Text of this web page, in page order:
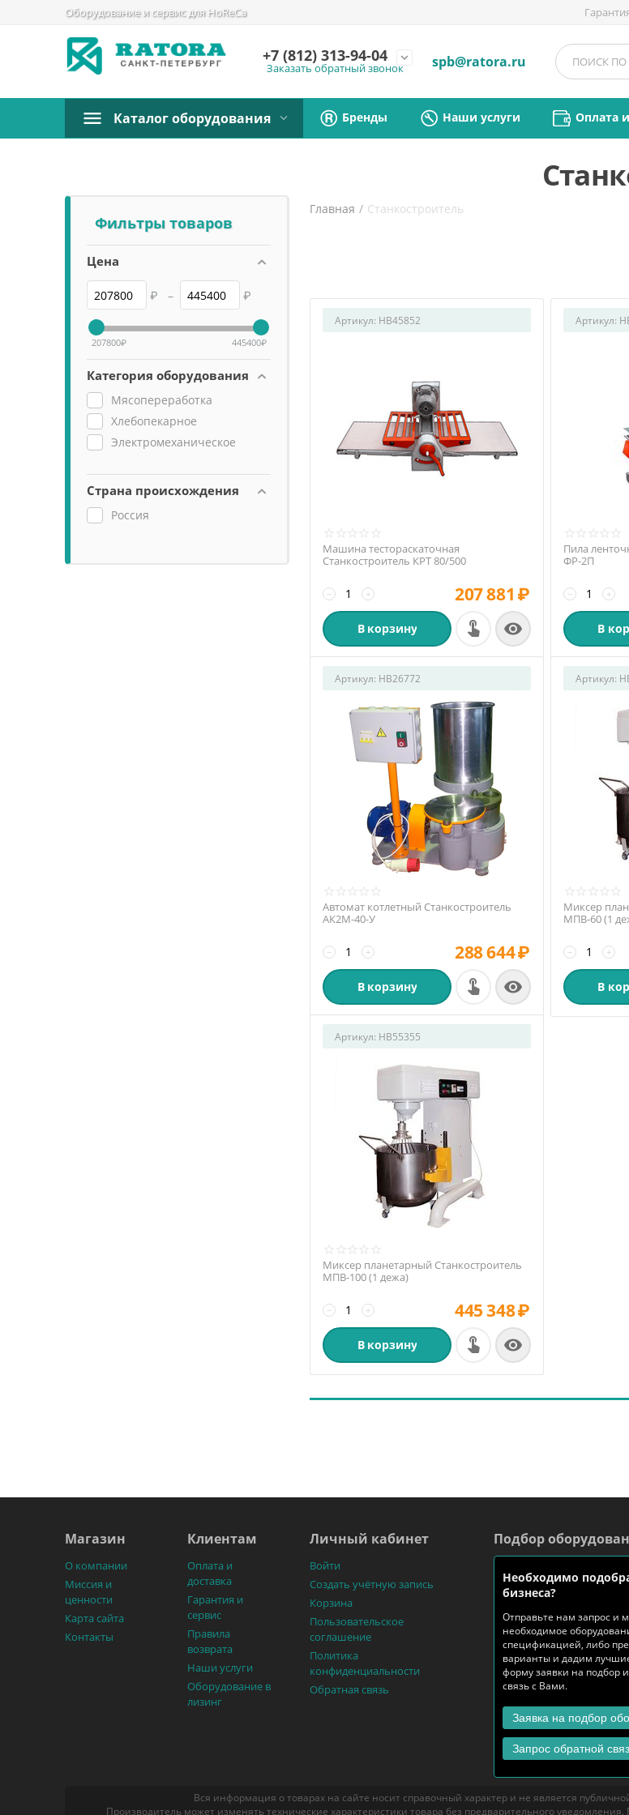
Оборудование и сервис для HoReCa
+7 (812) 313-94-04 expand_more
Заказать обратный звонок spb@ratora.ru
Каталог оборудования Бренды Наши услуги Оплата
Фильтры товаров
Цена
₽ – ₽
207800₽ 445400₽
Категория оборудования
Мясопереработка
Хлебопекарное
Электромеханическое
Страна происхождения
Россия
Главная / Станкостроитель
Артикул: HB45852
Машина тестораскаточная
Станкостроитель КРТ 80/500
+
− 207 881 ₽
В корзину 
Артикул:
Пила
ФР-2П
+
−
В
Артикул: HB26772
Автомат котлетный Станкостроитель
АК2М-40-У
+
− 288 644₽
В корзину 
Артикул:
Миксер
МПВ-60 (1
+
−
В
Артикул: HB55355
Миксер планетарный Станкостроитель
МПВ-100 (1 дежа)
+
− 445 348₽
В корзину 
Магазин
О компании
Миссия и
ценности
Карта сайта
Контакты
Клиентам
Оплата и
доставка
Гарантия и
сервис
Правила
возврата
Наши услуги
Оборудование в
лизинг
Личный кабинет
Войти
Создать учётную запись
Корзина
Пользовательское
соглашение
Политика
конфиденциальности
Обратная связь
Подбор
Необходимо
бизнеса?
Отправьте нам запрос и
необходимое
спецификацией, либо
варианты и дадим
форму заявки на подбор
связь с Вами.
Заявка на подбор
Запрос обратной
Вся информация о товарах на сайте носит справочный характер и не является
Производитель может изменять технические характеристики товара без предварительного